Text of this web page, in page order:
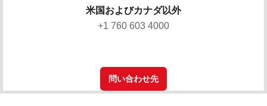
米国およびカナダ以外
+1 760 603 4000
問い合わせ先